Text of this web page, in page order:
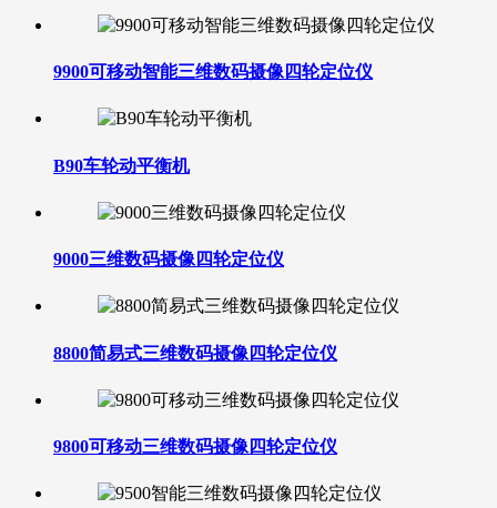
9900可移动智能三维数码摄像四轮定位仪
B90车轮动平衡机
9000三维数码摄像四轮定位仪
8800简易式三维数码摄像四轮定位仪
9800可移动三维数码摄像四轮定位仪